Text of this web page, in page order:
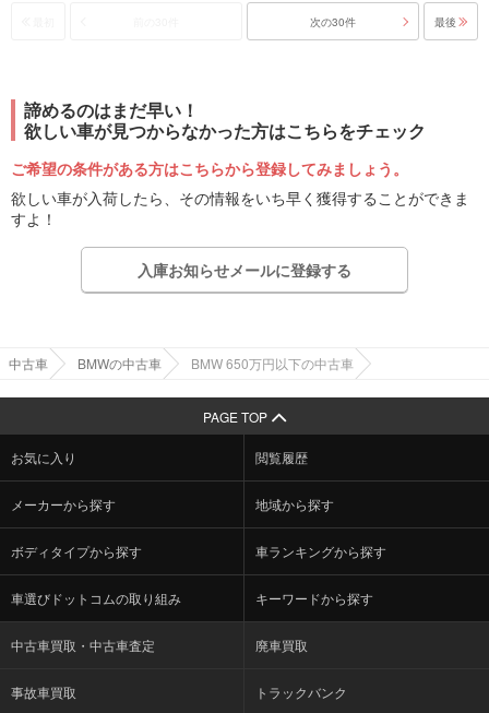
次の30件 最後
諦めるのはまだ早い！
欲しい車が見つからなかった方はこちらをチェック
ご希望の条件がある方はこちらから登録してみましょう。
欲しい車が入荷したら、その情報をいち早く獲得することができま
すよ！
入庫お知らせメールに登録する
中古車 BMWの中古車 BMW 650万円以下の中古車
PAGE TOP
お気に入り 閲覧履歴
メーカーから探す 地域から探す
ボディタイプから探す 車ランキングから探す
車選びドットコムの取り組み キーワードから探す
中古車買取・中古車査定 廃車買取
事故車買取 トラックバンク